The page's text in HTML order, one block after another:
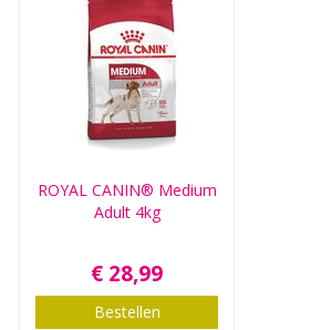
ROYAL CANIN® Medium
Adult 4kg
€ 28,99
Bestellen